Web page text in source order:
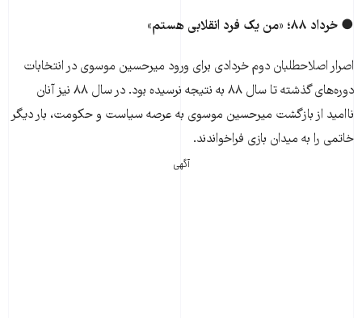
● خرداد ۸۸؛ «من یک فرد انقلابی هستم»
اصرار اصلاح‎طلبان دوم خردادی برای ورود میرحسین موسوی در انتخابات
دوره‏‌های گذشته تا سال ۸۸ به نتیجه نرسیده بود. در سال ۸۸ نیز آنان
ناامید از بازگشت میرحسین موسوی به عرصه سیاست و حکومت، بار دیگر
خاتمی را به میدان بازی فراخواندند.
آگهی